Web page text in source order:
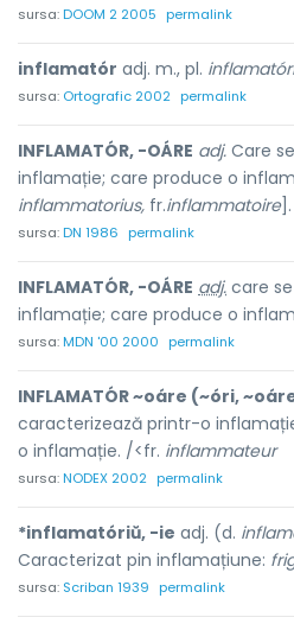
sursa:DOOM 2 2005 permalink
inflamatór adj. m., pl.
sursa: Ortografic 2002 permalink
INFLAMATÓR, -OÁRE adj. Care
inflamație; care produce o
inflammatorius, fr.inflammatoire].
sursa:DN 1986 permalink
INFLAMATÓR, -OÁRE adj. care
inflamație; care produce o
sursa:MDN '00 2000 permalink
INFLAMATÓR ~oáre (~óri,
caracterizează printr-o
o inflamație. /<fr. inflammateur
sursa:NODEX 2002 permalink
*inflamatóriŭ, -ie adj. (d.
Caracterizat pin inflamațiune:
sursa: Scriban 1939 permalink